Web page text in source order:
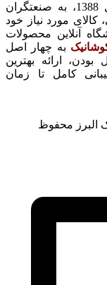
از سال 1388، به صنعتگران
مورد نیاز خود
آنلاین محصولات
به چهار اصل
بودن، ارائه بهترین
کامل تا زمان
البرز محفوظ